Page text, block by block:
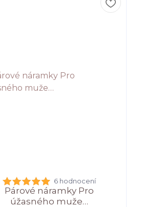
6 hodnocení
Párové náramky Pro
úžasného muže…